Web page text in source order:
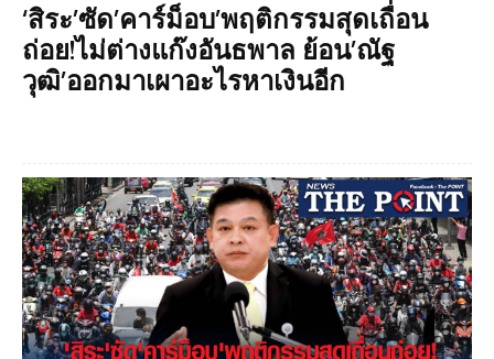
‘สิระ’ซัด’คาร์ม็อบ’พฤติกรรมสุดเถื่อน
ถ่อย!ไม่ต่างแก๊งอันธพาล ย้อน’ณัฐ
วุฒิ’ออกมาเผาอะไรหาเงินอีก